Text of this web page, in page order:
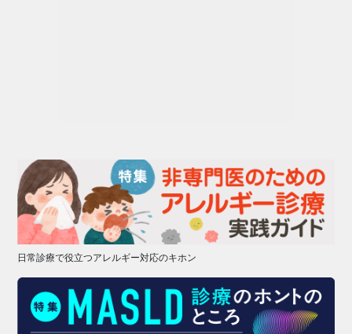
日常診療で役立つアレルギー対応のキホン